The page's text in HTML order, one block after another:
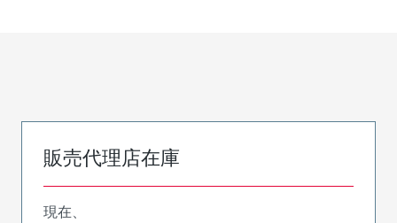
販売代理店在庫
現在、